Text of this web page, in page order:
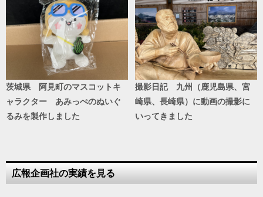
茨城県 阿見町のマスコットキ
ャラクター あみっぺのぬいぐ
るみを製作しました
撮影日記 九州（鹿児島県、宮
崎県、長崎県）に動画の撮影に
いってきました
広報企画社の実績を見る